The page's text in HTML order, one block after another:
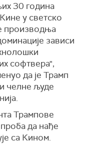
30 година
у светско
производња
зависи
софтвера",
да је Трамп
челне људе
Трампове
да нађе
са Кином.